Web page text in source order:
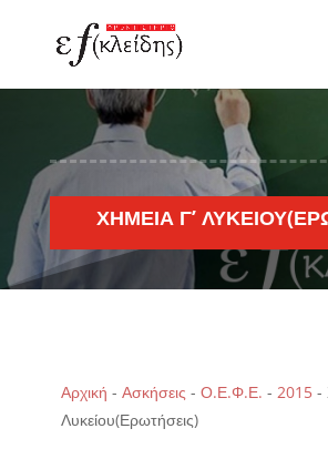
ΧΗΜΕΊΑ Γ’
Αρχική - Ασκήσεις - Ο.Ε.Φ.Ε. - 2015-
Λυκείου(Ερωτήσεις)